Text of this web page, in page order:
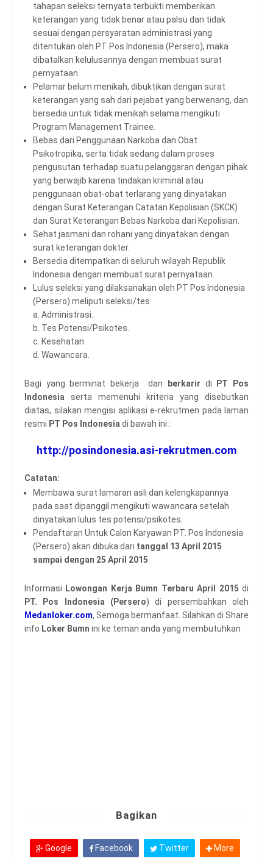
tahapan seleksi ternyata terbukti memberikan
keterangan yang tidak benar atau palsu dan tidak
sesuai dengan persyaratan administrasi yang
ditentukan oleh PT Pos Indonesia (Persero), maka
dibatalkan kelulusannya dengan membuat surat
pernyataan.
Pelamar belum menikah, dibuktikan dengan surat
keterangan yang sah dari pejabat yang berwenang, dan
bersedia untuk tidak menikah selama mengikuti
Program Management Trainee.
Bebas dari Penggunaan Narkoba dan Obat
Psikotropika, serta tidak sedang dalam proses
pengusutan terhadap suatu pelanggaran dengan pihak
yang berwajib karena tindakan kriminal atau
penggunaan obat-obat terlarang yang dinyatakan
dengan Surat Keterangan Catatan Kepolisian (SKCK)
dan Surat Keterangan Bebas Narkoba dari Kepolisian.
Sehat jasmani dan rohani yang dinyatakan dengan
surat keterangan dokter.
Bersedia ditempatkan di seluruh wilayah Republik
Indonesia dengan membuat surat pernyataan.
Lulus seleksi yang dilaksanakan oleh PT Pos Indonesia
(Persero) meliputi seleksi/tes
a. Administrasi.
b. Tes Potensi/Psikotes.
c. Kesehatan.
d. Wawancara.
Bagi yang berminat bekerja dan berkarir di PT Pos
Indonesia serta memenuhi kriteria yang disebutkan
diatas, silakan mengisi aplikasi e-rekrutmen pada laman
resmi PT Pos Indonesia di bawah ini :
http://posindonesia.asi-rekrutmen.com
Catatan:
Membawa surat lamaran asli dan kelengkapannya
pada saat dipanggil mengikuti wawancara setelah
dinyatakan lulus tes potensi/psikotes.
Pendaftaran Untuk Calon Karyawan PT. Pos Indonesia
(Persero) akan dibuka dari tanggal 13 April 2015
sampai dengan 25 April 2015
Informasi Lowongan Kerja Bumn Terbaru April 2015di
PT. Pos Indonesia (Persero) di persembahkan oleh
Medanloker.com, Semoga bermanfaat. Silahkan di Share
info Loker Bumn ini ke teman anda yang membutuhkan
Bagikan
Google Facebook Twitter More